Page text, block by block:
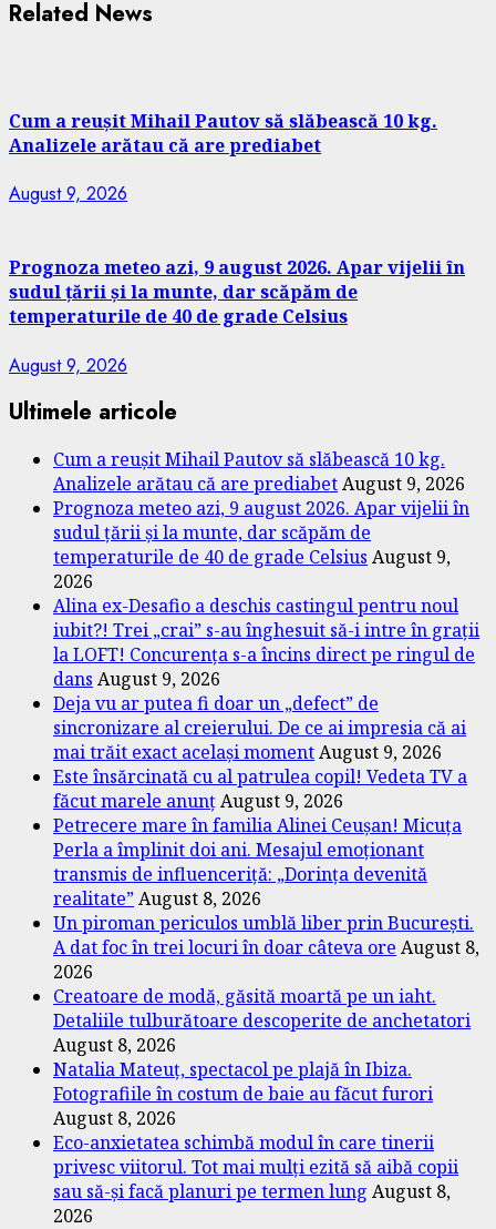
Related News
Cum a reușit Mihail Pautov să slăbească 10 kg.
Analizele arătau că are prediabet
August 9, 2026
Prognoza meteo azi, 9 august 2026. Apar vijelii în
sudul țării și la munte, dar scăpăm de
temperaturile de 40 de grade Celsius
August 9, 2026
Ultimele articole
Cum a reușit Mihail Pautov să slăbească 10 kg.
Analizele arătau că are prediabetAugust 9, 2026
Prognoza meteo azi, 9 august 2026. Apar vijelii în
sudul țării și la munte, dar scăpăm de
temperaturile de 40 de grade Celsius August 9,
2026
Alina ex-Desafio a deschis castingul pentru noul
iubit?! Trei „crai” s-au înghesuit să-i intre în grații
la LOFT! Concurența s-a încins direct pe ringul de
dans August 9, 2026
Deja vu ar putea fi doar un „defect” de
sincronizare al creierului. De ce ai impresia că ai
mai trăit exact același momentAugust 9, 2026
Este însărcinată cu al patrulea copil! Vedeta TV a
făcut marele anunțAugust 9, 2026
Petrecere mare în familia Alinei Ceușan! Micuța
Perla a împlinit doi ani. Mesajul emoționant
transmis de influenceriță: „Dorința devenită
realitate”August 8, 2026
Un piroman periculos umblă liber prin București.
A dat foc în trei locuri în doar câteva ore August 8,
2026
Creatoare de modă, găsită moartă pe un iaht.
Detaliile tulburătoare descoperite de anchetatori
August 8, 2026
Natalia Mateuț, spectacol pe plajă în Ibiza.
Fotografiile în costum de baie au făcut furori
August 8, 2026
Eco-anxietatea schimbă modul în care tinerii
privesc viitorul. Tot mai mulți ezită să aibă copii
sau să-și facă planuri pe termen lung August 8,
2026